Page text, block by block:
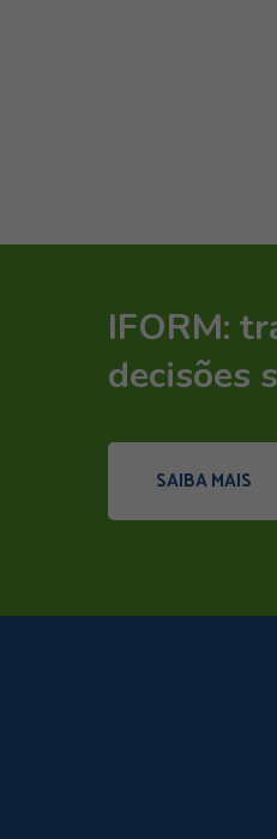
IFORM:
decisões
SAIBA MAIS